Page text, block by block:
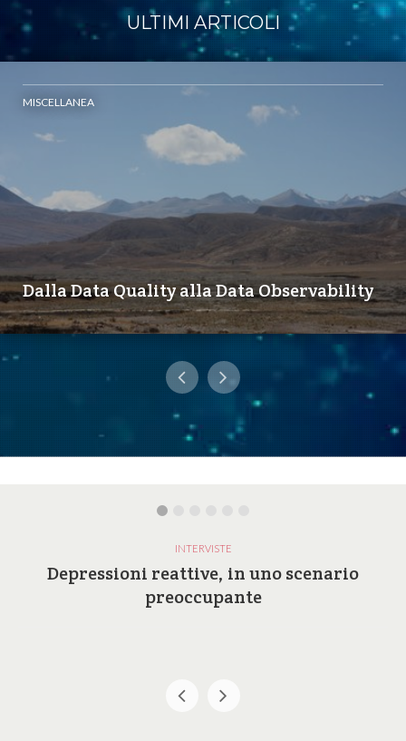
ULTIMI ARTICOLI
MISCELLANEA
Dalla Data Quality alla Data Observability
INTERVISTE
Depressioni reattive, in uno scenario
preoccupante